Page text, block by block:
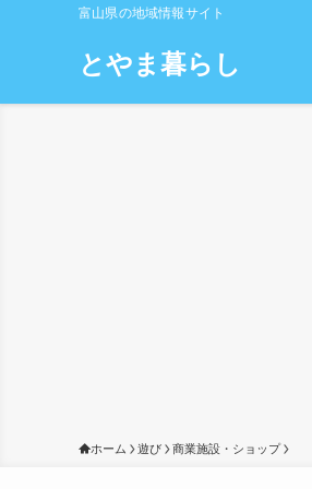
富山県の地域情報サイト
とやま暮らし
ホーム 遊び 商業施設・ショップ